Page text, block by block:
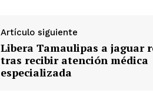
Artículo siguiente
Libera Tamaulipas a jaguar
tras recibir atención médica
especializada